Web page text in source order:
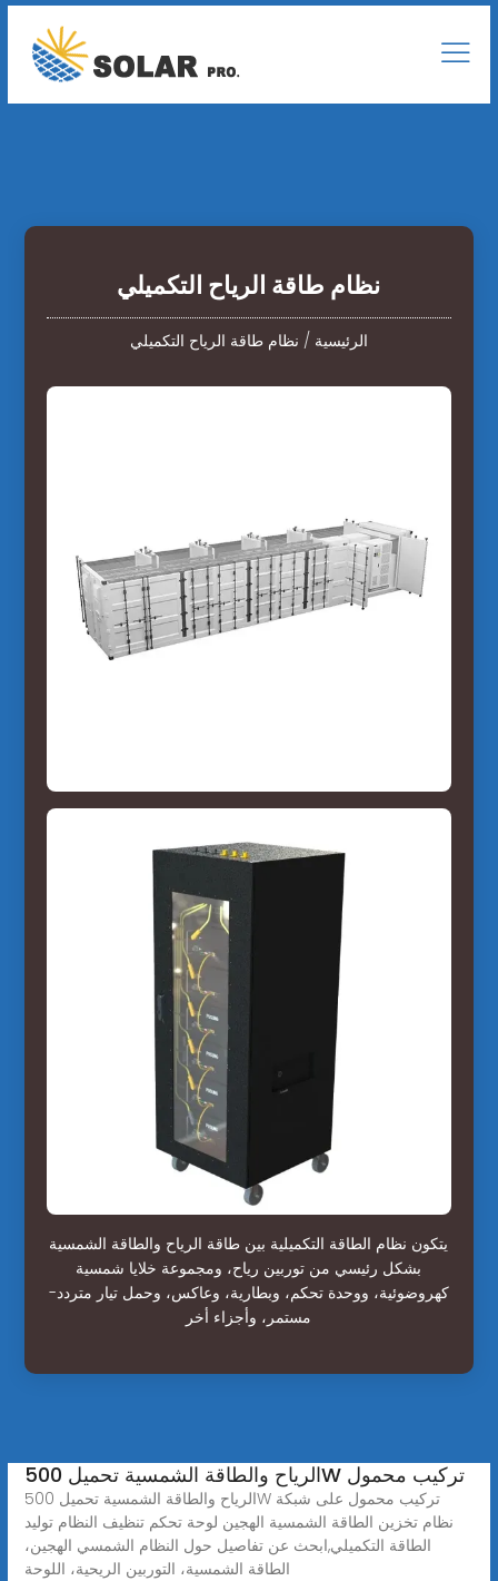
نظام طاقة الرياح التكميلي
الرئيسية / نظام طاقة الرياح التكميلي
يتكون نظام الطاقة التكميلية بين طاقة الرياح والطاقة الشمسية
بشكل رئيسي من توربين رياح، ومجموعة خلايا شمسية
كهروضوئية، ووحدة تحكم، وبطارية، وعاكس، وحمل تيار متردد-
مستمر، وأجزاء أخر
الرياح والطاقة الشمسية تحميل 500W تركيب محمول
الرياح والطاقة الشمسية تحميل 500W تركيب محمول على شبكة
نظام تخزين الطاقة الشمسية الهجين لوحة تحكم تنظيف النظام توليد
الطاقة التكميلي,ابحث عن تفاصيل حول النظام الشمسي الهجين،
الطاقة الشمسية، التوربين الريحية، اللوحة